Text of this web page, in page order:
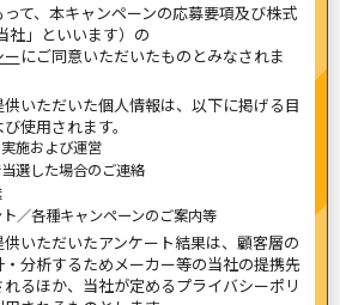
て、本キャンペーンの応募要項及び株式
社」といいます）の
ーにご同意いただいたものとみなされま
いただいた個人情報は、以下に掲げる目
使用されます。
施および運営
選した場合のご連絡
／各種キャンペーンのご案内等
いただいたアンケート結果は、顧客層の
分析するためメーカー等の当社の提携先
るほか、当社が定めるプライバシーポリ